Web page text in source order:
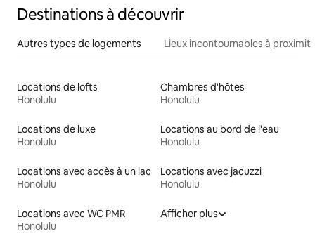
Destinations à découvrir
Autres types de logements Lieux incontournables à
Locations de lofts
Honolulu
Chambres d'hôtes
Honolulu
Locations de luxe
Honolulu
Locations au bord de l'eau
Honolulu
Locations avec accès à un lac
Honolulu
Locations avec jacuzzi
Honolulu
Locations avec WC PMR
Honolulu
Afficher plus